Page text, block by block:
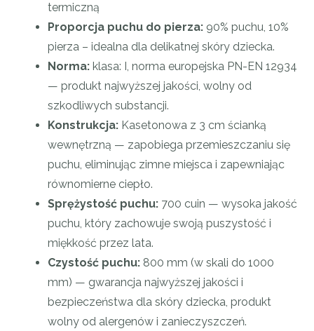
termiczną
Proporcja puchu do pierza: 90% puchu, 10%
pierza – idealna dla delikatnej skóry dziecka.
Norma: klasa: I, norma europejska PN-EN 12934
— produkt najwyższej jakości, wolny od
szkodliwych substancji.
Konstrukcja: Kasetonowa z 3 cm ścianką
wewnętrzną — zapobiega przemieszczaniu się
puchu, eliminując zimne miejsca i zapewniając
równomierne ciepło.
Sprężystość puchu: 700 cuin — wysoka jakość
puchu, który zachowuje swoją puszystość i
miękkość przez lata.
Czystość puchu: 800 mm (w skali do 1000
mm) — gwarancja najwyższej jakości i
bezpieczeństwa dla skóry dziecka, produkt
wolny od alergenów i zanieczyszczeń.